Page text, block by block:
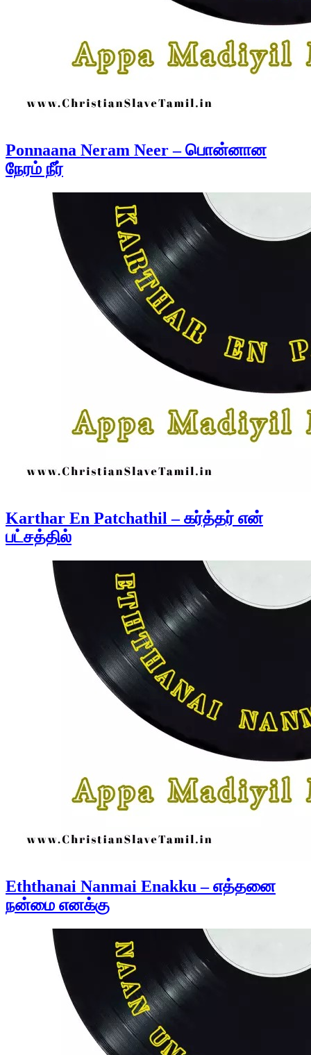
Ponnaana Neram Neer – பொன்னான
நேரம் நீர்
Karthar En Patchathil – கர்த்தர் என்
பட்சத்தில்
Eththanai Nanmai Enakku – எத்தனை
நன்மை எனக்கு